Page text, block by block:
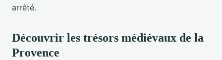
arrêté.
Découvrir les trésors médiévaux de la
Provence